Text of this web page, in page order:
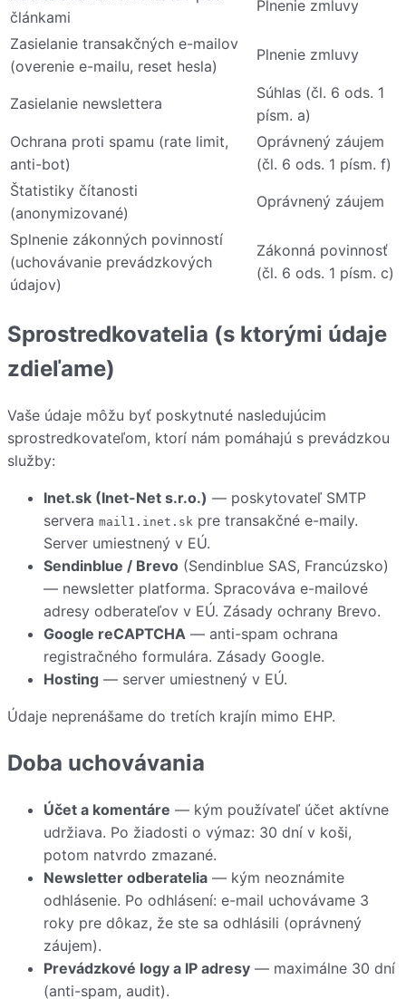
článkami
Plnenie zmluvy
Zasielanie transakčných e-mailov
(overenie e-mailu, reset hesla)
Plnenie zmluvy
Zasielanie newslettera
Súhlas (čl. 6 ods. 1
písm. a)
Ochrana proti spamu (rate limit,
anti-bot)
Oprávnený záujem
(čl. 6 ods. 1 písm. f)
Štatistiky čítanosti
(anonymizované)
Oprávnený záujem
Splnenie zákonných povinností
(uchovávanie prevádzkových
údajov)
Zákonná povinnosť
(čl. 6 ods. 1 písm. c)
Sprostredkovatelia (s ktorými údaje
zdieľame)
Vaše údaje môžu byť poskytnuté nasledujúcim
sprostredkovateľom, ktorí nám pomáhajú s prevádzkou
služby:
Inet.sk (Inet-Net s.r.o.) — poskytovateľ SMTP
servera mail1.inet.sk pre transakčné e-maily.
Server umiestnený v EÚ.
Sendinblue / Brevo (Sendinblue SAS, Francúzsko)
— newsletter platforma. Spracováva e-mailové
adresy odberateľov v EÚ. Zásady ochrany Brevo.
Google reCAPTCHA — anti-spam ochrana
registračného formulára. Zásady Google.
Hosting — server umiestnený v EÚ.
Údaje neprenášame do tretích krajín mimo EHP.
Doba uchovávania
Účet a komentáre — kým používateľ účet aktívne
udržiava. Po žiadosti o výmaz: 30 dní v koši,
potom natvrdo zmazané.
Newsletter odberatelia — kým neoznámite
odhlásenie. Po odhlásení: e-mail uchovávame 3
roky pre dôkaz, že ste sa odhlásili (oprávnený
záujem).
Prevádzkové logy a IP adresy — maximálne 30 dní
(anti-spam, audit).